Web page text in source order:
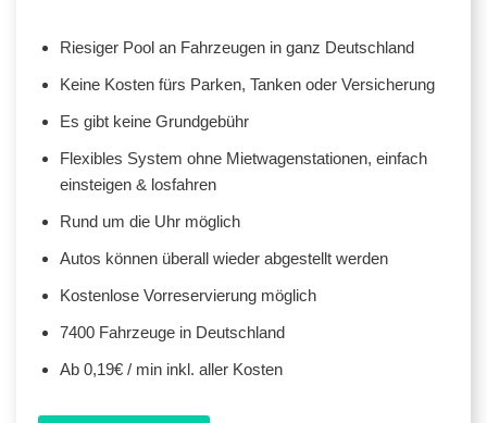
Riesiger Pool an Fahrzeugen in ganz Deutschland
Keine Kosten fürs Parken, Tanken oder Versicherung
Es gibt keine Grundgebühr
Flexibles System ohne Mietwagenstationen, einfach
einsteigen & losfahren
Rund um die Uhr möglich
Autos können überall wieder abgestellt werden
Kostenlose Vorreservierung möglich
7400 Fahrzeuge in Deutschland
Ab 0,19€ / min inkl. aller Kosten